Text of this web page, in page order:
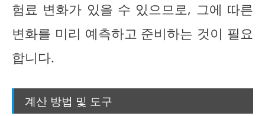
험료 변화가 있을 수 있으므로, 그에 따른
변화를 미리 예측하고 준비하는 것이 필요
합니다.
계산 방법 및 도구